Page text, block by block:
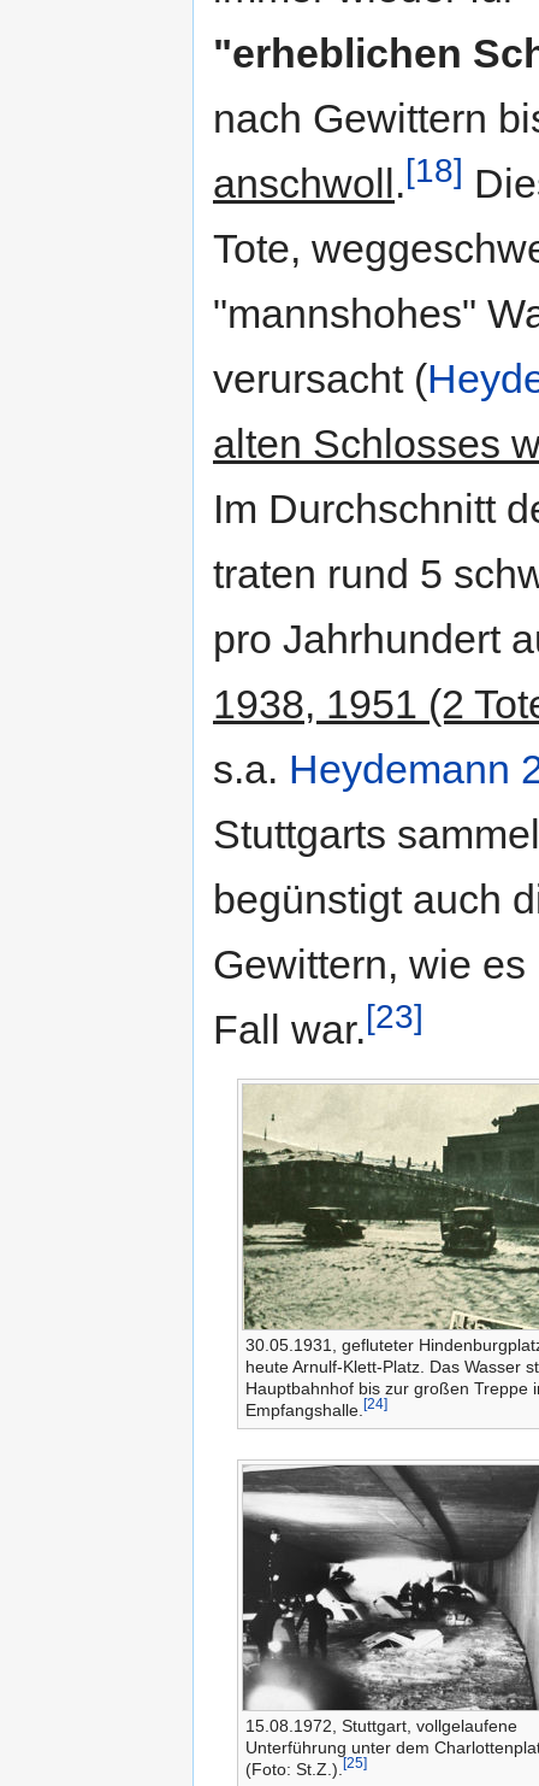
"erheblichen
nach Gewittern
anschwoll.[18]
Tote,
"mannshohes"
verursacht (
alten Schlosses
Im Durchschnitt
traten rund 5
pro Jahrhundert
1938, 1951 (2
s.a. Heydemann
Stuttgarts
begünstigt auch
Gewittern, wie
Fall war.[23]
30.05.1931, gefluteter
heute Arnulf-Klett-Platz. Das Wasser
Hauptbahnhof bis zur großen Treppe
Empfangshalle. [24]
15.08.1972, Stuttgart, vollgelaufene
Unter­führung unter dem
(Foto: St.Z.). [25]